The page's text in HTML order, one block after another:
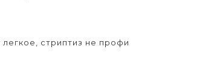
стриптиз не профи